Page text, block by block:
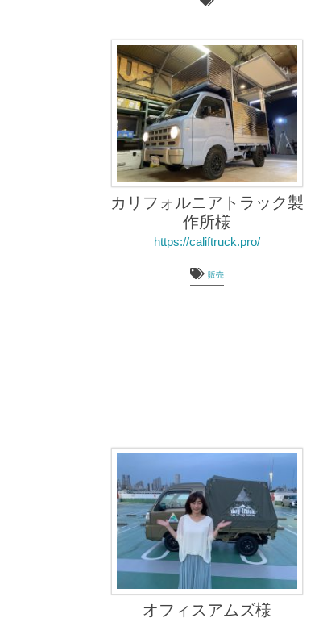
カリフォルニアトラック製
作所様
https://califtruck.pro/
販売
オフィスアムズ様